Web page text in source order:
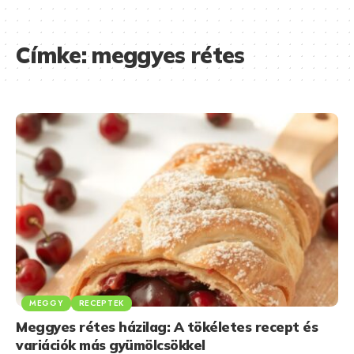
Címke:meggyes rétes
MEGGY RECEPTEK
Meggyes rétes házilag: A tökéletes recept és
variációk más gyümölcsökkel